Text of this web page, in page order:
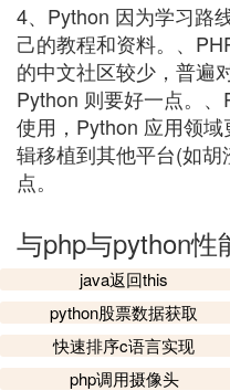
4、Python 因为学习路
己的教程和资料。、
的中文社区较少，普遍
Python 则要好一点。
使用，Python 应用领
辑移植到其他平台(如
点。
与php与python性
java返回this
python股票数据获取
快速排序c语言实现
php调用摄像头